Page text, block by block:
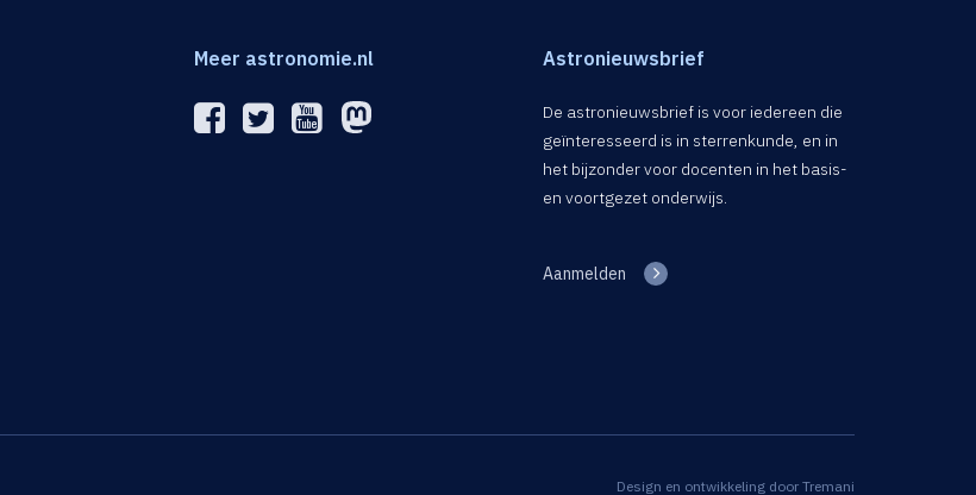
Meer astronomie.nl Astronieuwsbrief
De astronieuwsbrief is voor iedereen die
geïnteresseerd is in sterrenkunde, en in
het bijzonder voor docenten in het basis-
en voortgezet onderwijs.
Aanmelden
Design en ontwikkeling door Tremani